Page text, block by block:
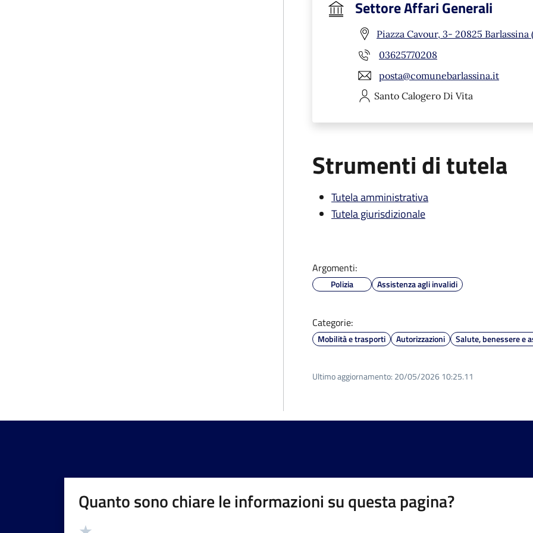
Settore Affari Generali
Piazza Cavour, 3- 20825 Barlassina
03625770208
posta@comunebarlassina.it
Santo Calogero Di Vita
Strumenti di tutela
Tutela amministrativa
Tutela giurisdizionale
Argomenti:
Polizia Assistenza agli invalidi
Categorie:
Mobilità e trasporti Autorizzazioni Salute, benessere e
Ultimo aggiornamento: 20/05/2026 10:25.11
Quanto sono chiare le informazioni su questa pagina?
Valutazione